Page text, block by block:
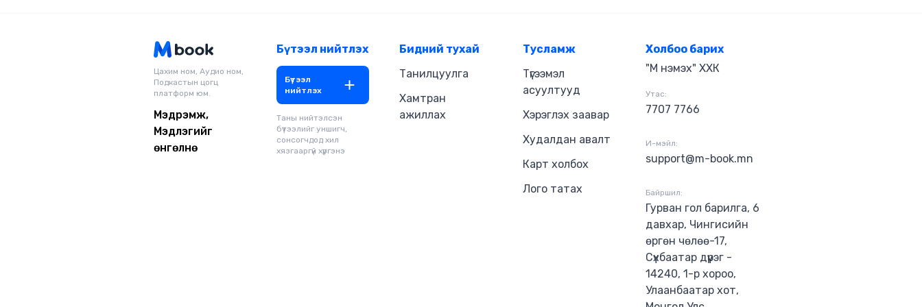
амьдралынхаа сургамжийг тодорхойлж,
баяжих, хөрөнгөө хуримтлуулах, мөнгөө
өөртөө ашигтай болгох практик гарын
авлагыг тайлбарлажээ. Энэхүү бүтээлд Бансир,
Кобби хэмээх хоёр найз болон Боловсролын
сүмд багшилдаг тэдний сүнслэг хөтөч Аркад
нарын сонирхолтой түүхийг өгүүлдэг. Тэдний
харилцан яриа нь Сократын яриаг
санагдуулам бөгөөд санхүүгийн чадавхийг
хөгжүүлэх, аз жаргалыг олох арга техникийг
дүрсэлсэн байдаг.
Цахим ном, Аудио ном,
Подкастын цогц
платформ юм.
Мэдрэмж,
Мэдлэгийг
өнгөлнө
Бүтээл нийтлэх
Бүтээл
нийтлэх
Таны нийтэлсэн
бүтээлийг уншигч,
сонсогчдод хил
хязгааргүй хүргэнэ
Бидний тухай
Танилцуулга
Хамтран
ажиллах
Тусламж
Түгээмэл
асуултууд
Хэрэглэх заавар
Худалдан авалт
Карт холбох
Лого татах
Холбоо барих
"М нэмэх" ХХК
Утас:
7707 7766
И-мэйл:
support@m-book.mn
Байршил:
Гурван гол барилга, 6
давхар, Чингисийн
өргөн чөлөө-17,
Сүхбаатар дүүрэг -
14240, 1-р хороо,
Улаанбаатар хот,